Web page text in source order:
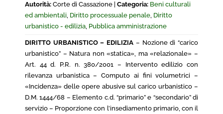
Autorità: Corte di Cassazione | Categoria: Beni culturali
ed ambientali, Diritto processuale penale, Diritto
urbanistico - edilizia, Pubblica amministrazione
DIRITTO URBANISTICO – EDILIZIA – Nozione di “carico
urbanistico” – Natura non «statica», ma «relazionale» –
Art. 44 d. P.R. n. 380/2001 – Intervento edilizio con
rilevanza urbanistica – Computo ai fini volumetrici –
«Incidenza» delle opere abusive sul carico urbanistico –
D.M. 1444/68 – Elemento c.d. “primario” e “secondario” di
servizio – Proporzione con l’insediamento primario, con il